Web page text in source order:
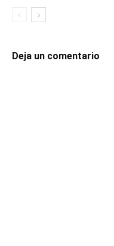
Deja un comentario